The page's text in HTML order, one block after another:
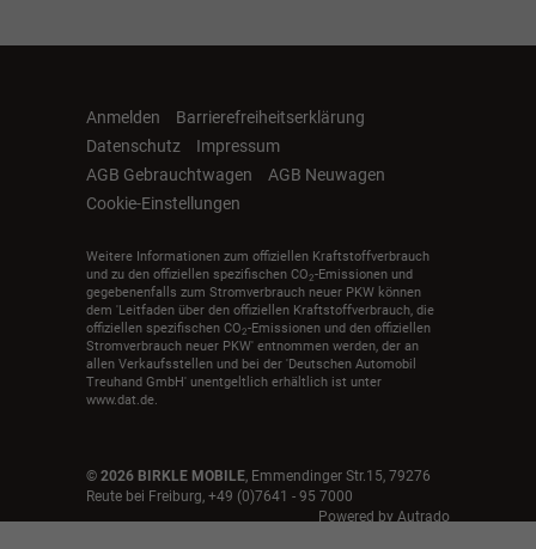
Anmelden
Barrierefreiheitserklärung
Datenschutz
Impressum
AGB Gebrauchtwagen
AGB Neuwagen
Cookie-Einstellungen
Weitere Informationen zum offiziellen Kraftstoffverbrauch
und zu den offiziellen spezifischen CO2-Emissionen und
gegebenenfalls zum Stromverbrauch neuer PKW können
dem 'Leitfaden über den offiziellen Kraftstoffverbrauch, die
offiziellen spezifischen CO2-Emissionen und den offiziellen
Stromverbrauch neuer PKW' entnommen werden, der an
allen Verkaufsstellen und bei der 'Deutschen Automobil
Treuhand GmbH' unentgeltlich erhältlich ist unter
www.dat.de.
© 2026 BIRKLE MOBILE, Emmendinger Str.15, 79276
Reute bei Freiburg, +49 (0)7641 - 95 7000
Powered by Autrado